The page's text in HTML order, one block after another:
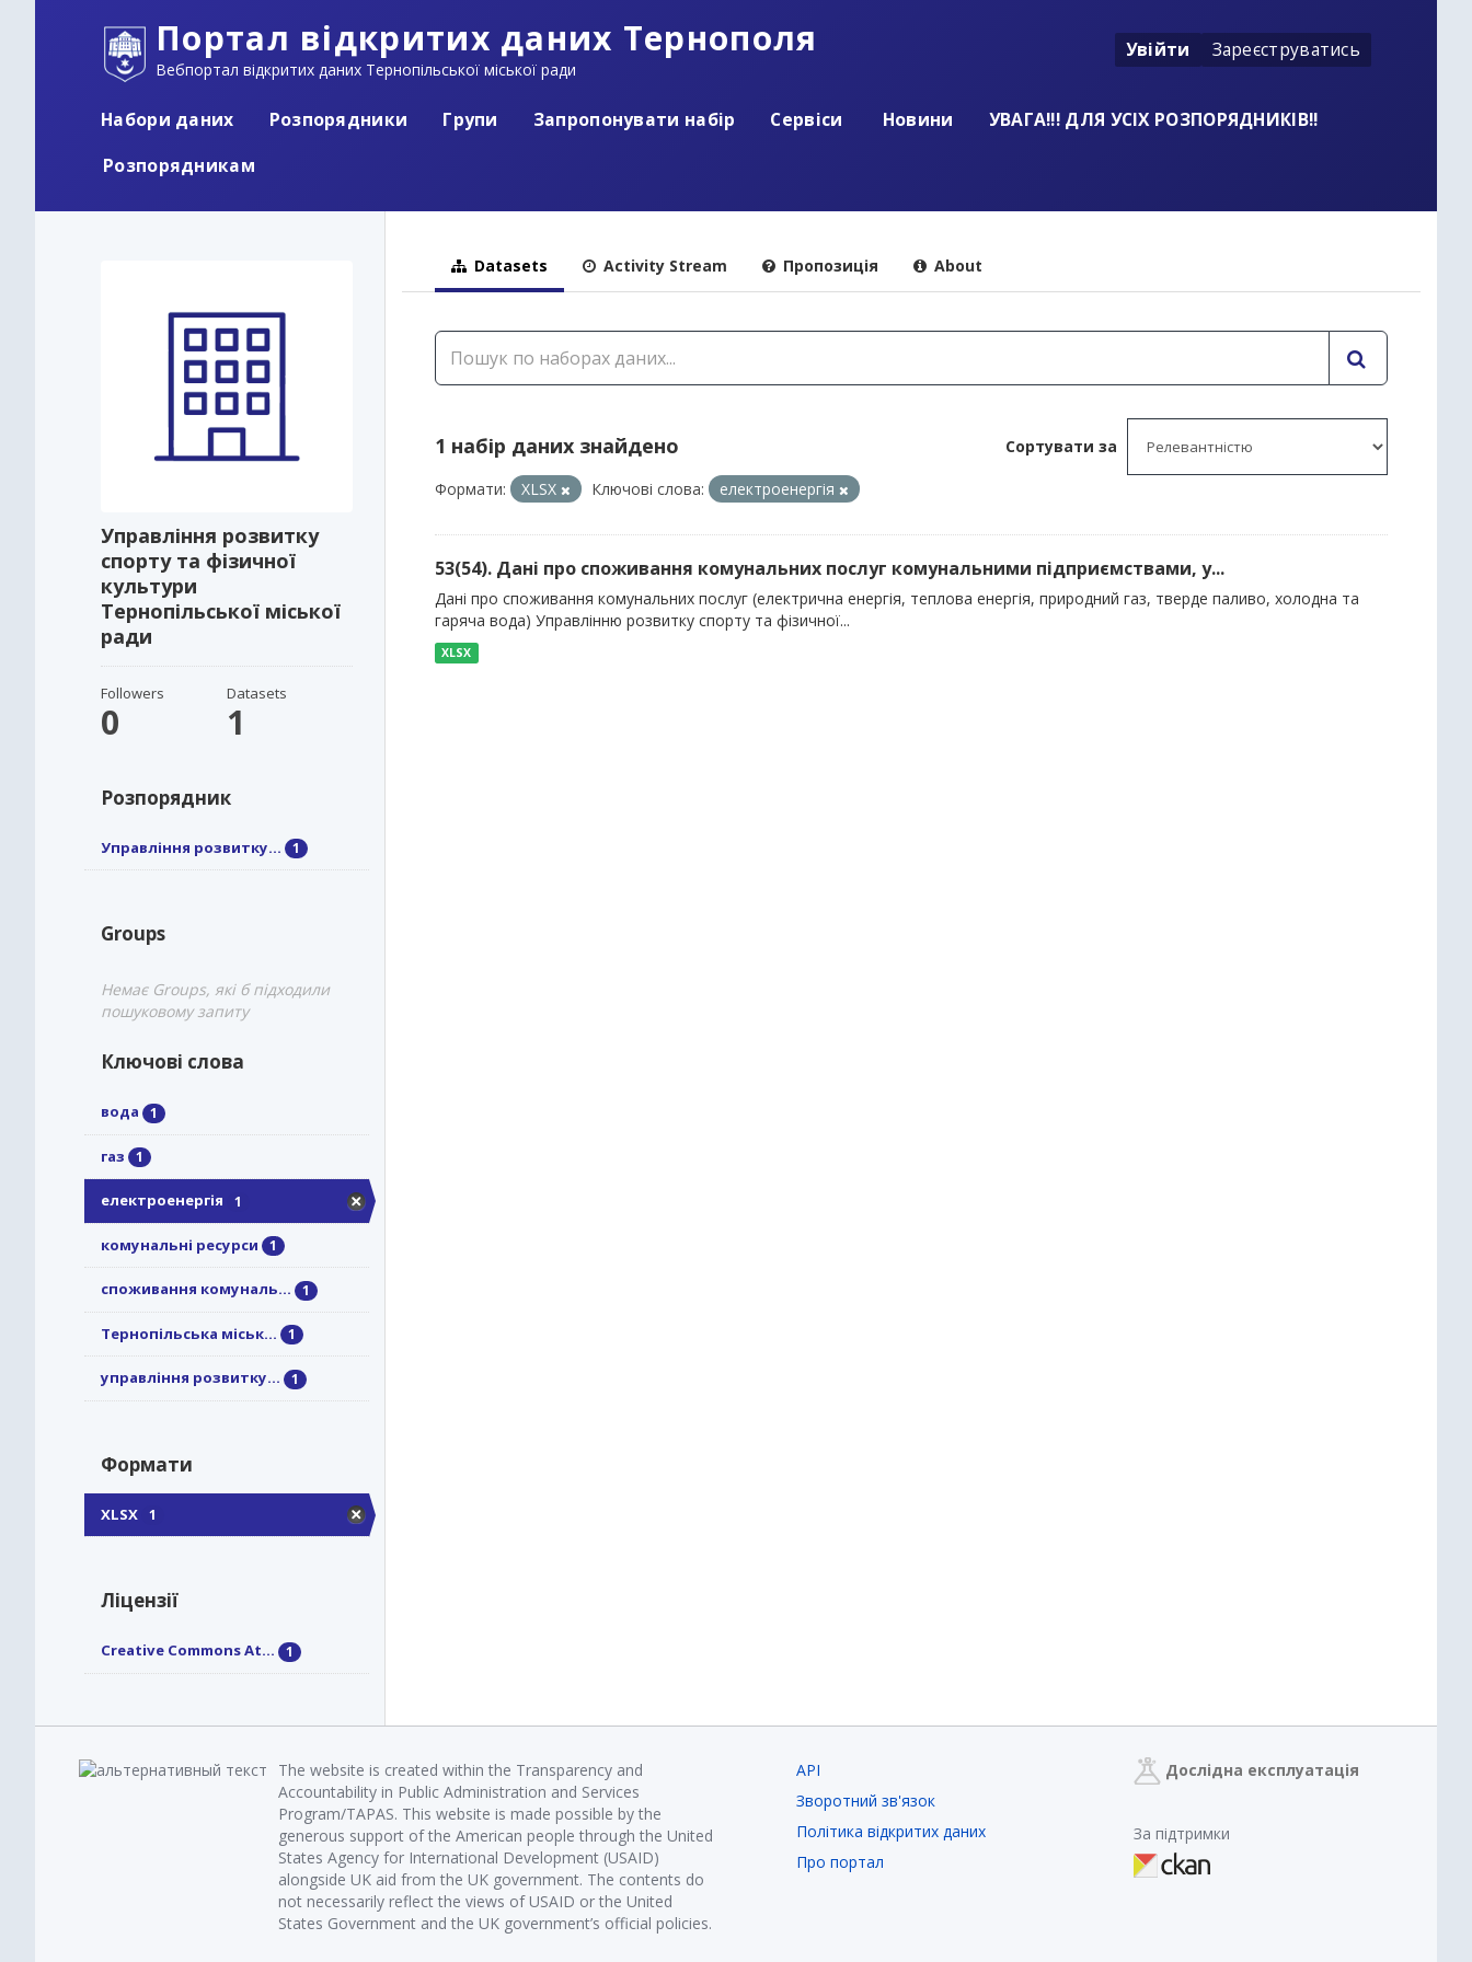
Портал відкритих даних Тернополя
Вебпортал відкритих даних Тернопільської міської ради
Увійти Зареєструватись
Набори даних Розпорядники Групи Запропонувати набір Сервіси Новини
УВАГА!!! ДЛЯ УСІХ РОЗПОРЯДНИКІВ!!
Розпорядникам
Управління розвитку
спорту та фізичної
культури
Тернопільської міської
ради
Followers
0
Datasets
1
Розпорядник
Управління розвитку... 1
Groups
Немає Groups, які б підходили
пошуковому запиту
Ключові слова
вода 1
газ 1
електроенергія 1
комунальні ресурси 1
споживання комуналь... 1
Тернопільська міськ... 1
управління розвитку... 1
Формати
XLSX 1
Ліцензії
Creative Commons At... 1
Datasets Activity Stream Пропозиція About
Сортувати за
1 набір даних знайдено
Формати: XLSX Ключові слова: електроенергія
53(54). Дані про споживання комунальних послуг комунальними підприємствами, у...
Дані про споживання комунальних послуг (електрична енергія, теплова енергія, природний газ, тверде паливо, холодна та
гаряча вода) Управлінню розвитку спорту та фізичної...
XLSX
The website is created within the Transparency and
Accountability in Public Administration and Services
Program/TAPAS. This website is made possible by the
generous support of the American people through the United
States Agency for International Development (USAID)
alongside UK aid from the UK government. The contents do
not necessarily reflect the views of USAID or the United
States Government and the UK government’s official policies.
API
Зворотний зв'язок
Політика відкритих даних
Про портал
Дослідна експлуатація
За підтримки